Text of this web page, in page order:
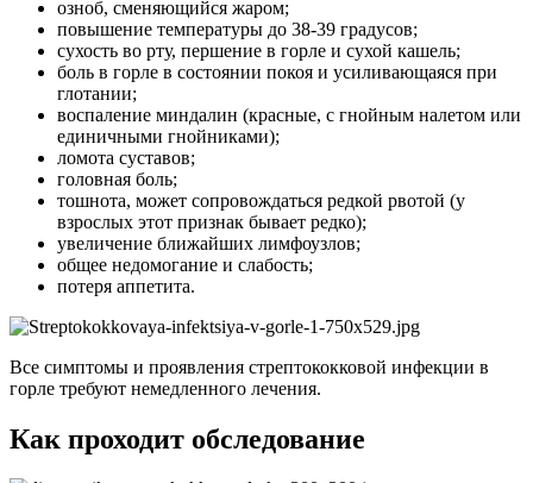
озноб, сменяющийся жаром;
повышение температуры до 38-39 градусов;
сухость во рту, першение в горле и сухой кашель;
боль в горле в состоянии покоя и усиливающаяся при
глотании;
воспаление миндалин (красные, с гнойным налетом или
единичными гнойниками);
ломота суставов;
головная боль;
тошнота, может сопровождаться редкой рвотой (у
взрослых этот признак бывает редко);
увеличение ближайших лимфоузлов;
общее недомогание и слабость;
потеря аппетита.
Все симптомы и проявления стрептококковой инфекции в
горле требуют немедленного лечения.
Как проходит обследование